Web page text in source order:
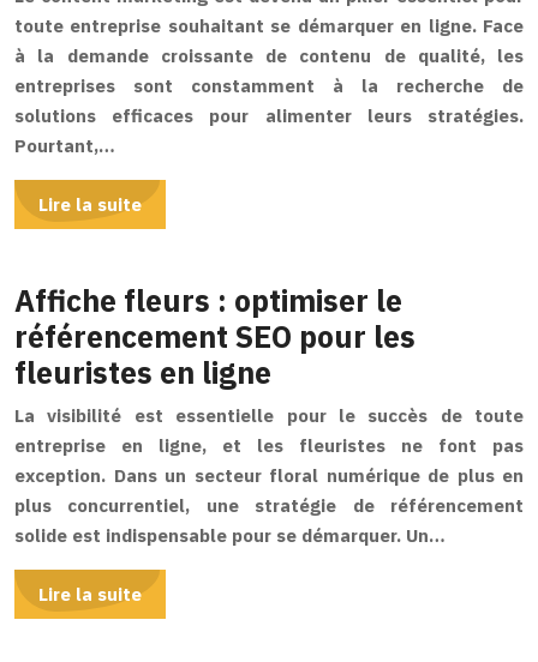
toute entreprise souhaitant se démarquer en ligne. Face
à la demande croissante de contenu de qualité, les
entreprises sont constamment à la recherche de
solutions efficaces pour alimenter leurs stratégies.
Pourtant,…
Lire la suite
Affiche fleurs : optimiser le
référencement SEO pour les
fleuristes en ligne
La visibilité est essentielle pour le succès de toute
entreprise en ligne, et les fleuristes ne font pas
exception. Dans un secteur floral numérique de plus en
plus concurrentiel, une stratégie de référencement
solide est indispensable pour se démarquer. Un…
Lire la suite